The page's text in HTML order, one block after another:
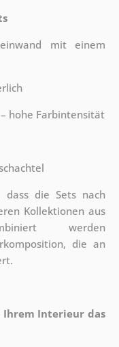
mit einem
hohe Farbintensität
die Sets nach
Kollektionen aus
werden
die an
Ihrem Interieur das